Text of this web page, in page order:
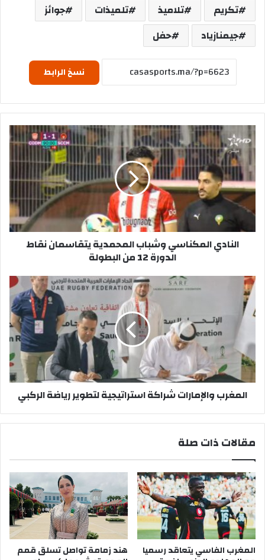
تكريم
تلاميذ تلميذات
جوائز
جيمنازياد
حفل
نسخ الرابط
النادي المكناسي وشباب المحمدية يتقاسمان نقاط
الدورة 12 من البطولة
المغرب والإمارات شراكة استراتيجية لتطوير رياضة الركبي
مقالات ذات صلة
المغرب الفاسي يتعاقد رسميا هند زمامة تواصل تسلق قمم